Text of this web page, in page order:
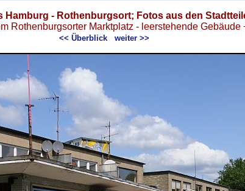
Hamburg - Rothenburgsort; Fotos aus den
Rothenburgsorter Marktplatz - leerstehende Gebäude
<< Überblick weiter >>